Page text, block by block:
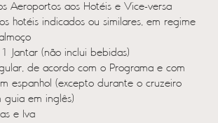
Aeroportos aos Hotéis e Vice-versa
hotéis indicados ou similares, em regime
Jantar (não inclui bebidas)
de acordo com o Programa e com
espanhol (excepto durante o cruzeiro
guia em inglês)
e Iva